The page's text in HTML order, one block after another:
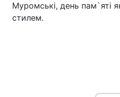
Муромські, день пам`яті
стилем.